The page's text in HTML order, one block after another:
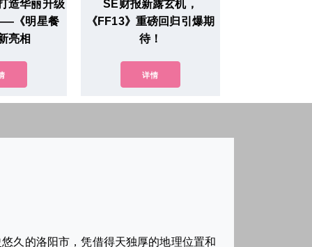
造华丽升级
《明星餐
亮相
SE财报新露玄机，
《FF13》重磅回归引爆期
待！
详情
久的洛阳市，凭借得天独厚的地理位置和